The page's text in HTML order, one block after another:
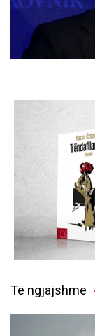
Të ngjajshme